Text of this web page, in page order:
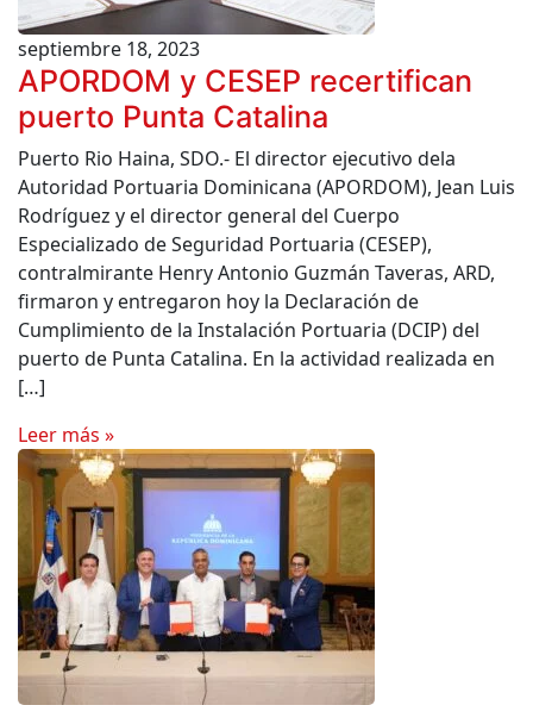
septiembre 18, 2023
APORDOM y CESEP recertifican
puerto Punta Catalina
Puerto Rio Haina, SDO.- El director ejecutivo dela
Autoridad Portuaria Dominicana (APORDOM), Jean Luis
Rodríguez y el director general del Cuerpo
Especializado de Seguridad Portuaria (CESEP),
contralmirante Henry Antonio Guzmán Taveras, ARD,
firmaron y entregaron hoy la Declaración de
Cumplimiento de la Instalación Portuaria (DCIP) del
puerto de Punta Catalina. En la actividad realizada en
[…]
Leer más »